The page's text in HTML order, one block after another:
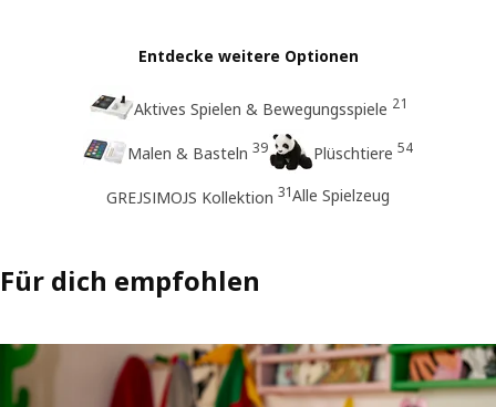
Entdecke weitere Optionen
Aktives Spielen & Bewegungsspiele 21
Malen & Basteln 39 Plüschtiere 54
GREJSIMOJS Kollektion 31Alle Spielzeug
Für dich empfohlen